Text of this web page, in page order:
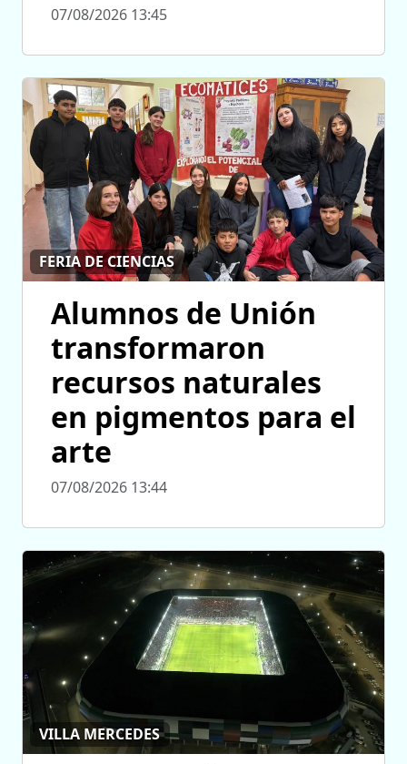
07/08/2026 13:45
FERIA DE CIENCIAS
Alumnos de Unión
transformaron
recursos naturales
en pigmentos para el
arte
07/08/2026 13:44
VILLA MERCEDES